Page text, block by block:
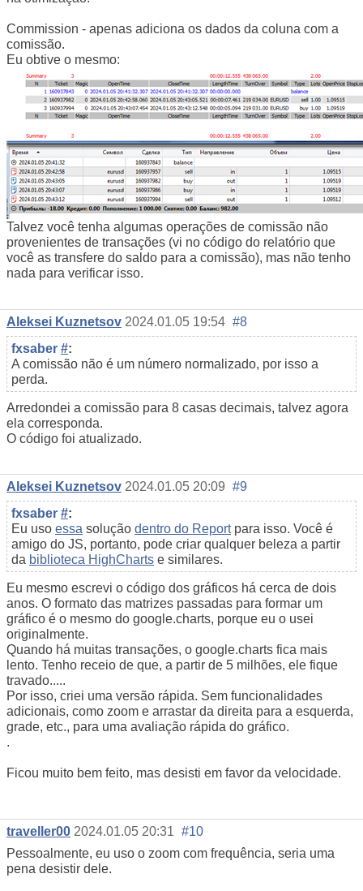
Commission - apenas adiciona os dados da coluna com a
comissão.
Eu obtive o mesmo:
Talvez você tenha algumas operações de comissão não
provenientes de transações (vi no código do relatório que
você as transfere do saldo para a comissão), mas não tenho
nada para verificar isso.
Aleksei Kuznetsov 2024.01.05 19:54 #8
fxsaber #:
A comissão não é um número normalizado, por isso a
perda.
Arredondei a comissão para 8 casas decimais, talvez agora
ela corresponda.
O código foi atualizado.
Aleksei Kuznetsov 2024.01.05 20:09 #9
fxsaber #:
Eu uso essa solução dentro do Reportpara isso. Você é
amigo do JS, portanto, pode criar qualquer beleza a partir
da biblioteca HighCharts e similares.
Eu mesmo escrevi o código dos gráficos há cerca de dois
anos. O formato das matrizes passadas para formar um
gráfico é o mesmo do google.charts, porque eu o usei
originalmente.
Quando há muitas transações, o google.charts fica mais
lento. Tenho receio de que, a partir de 5 milhões, ele fique
travado.....
Por isso, criei uma versão rápida. Sem funcionalidades
adicionais, como zoom e arrastar da direita para a esquerda,
grade, etc., para uma avaliação rápida do gráfico.
.
Ficou muito bem feito, mas desisti em favor da velocidade.
traveller00 2024.01.05 20:31 #10
Pessoalmente, eu uso o zoom com frequência, seria uma
pena desistir dele.